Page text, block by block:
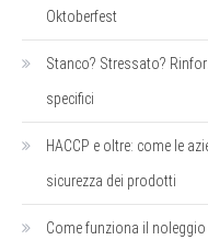
Oktoberfest
Stanco? Stressato?
specifici
HACCP e oltre: come le
sicurezza dei prodotti
Come funziona il